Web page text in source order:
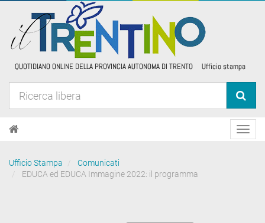
Ufficio Stampa
Comunicati
EDUCA ed EDUCA Immagine 2022: il programma